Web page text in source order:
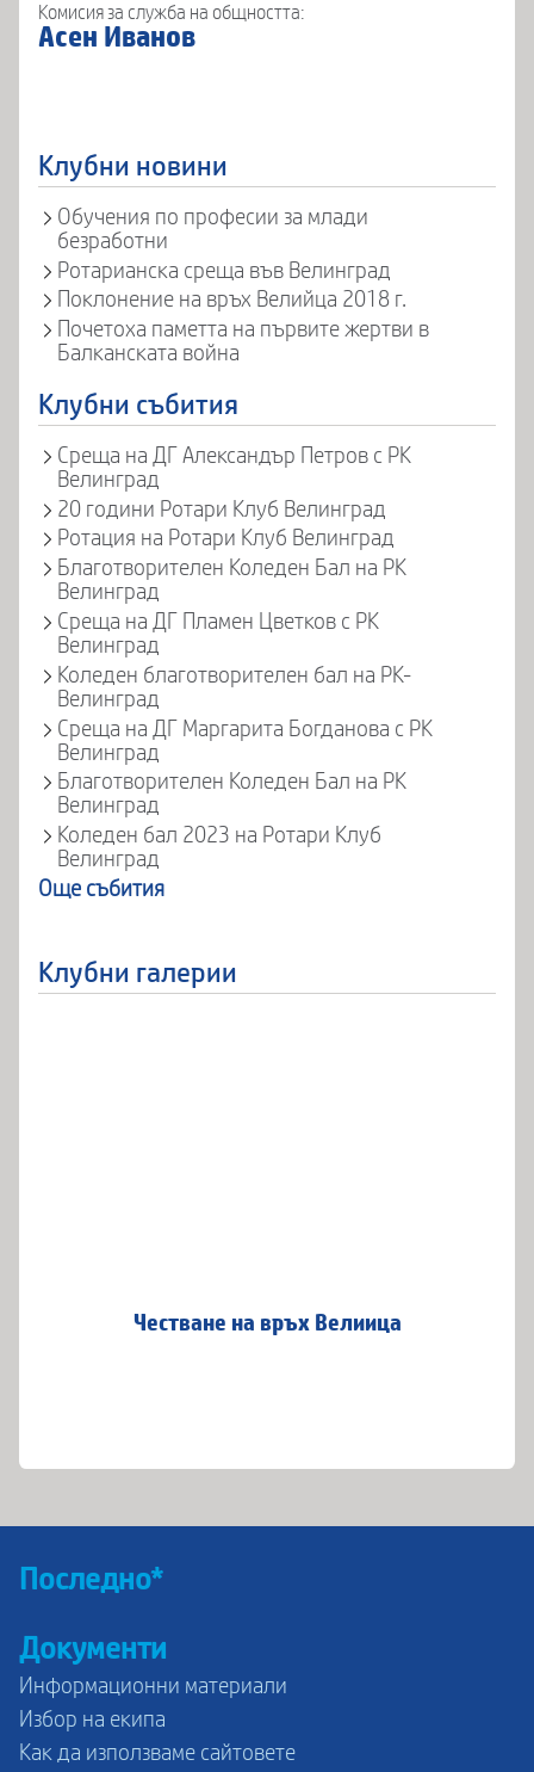
Комисия за служба на общността:
Асен Иванов
Клубни новини
Обучения по професии за млади
безработни
Ротарианска среща във Велинград
Поклонение на връх Велийца 2018 г.
Почетоха паметта на първите жертви в
Балканската война
Клубни събития
Среща на ДГ Александър Петров с РК
Велинград
20 години Ротари Клуб Велинград
Ротация на Ротари Клуб Велинград
Благотворителен Коледен Бал на РК
Велинград
Среща на ДГ Пламен Цветков с РК
Велинград
Коледен благотворителен бал на РК-
Велинград
Среща на ДГ Маргарита Богданова с РК
Велинград
Благотворителен Коледен Бал на РК
Велинград
Коледен бал 2023 на Ротари Клуб
Велинград
Още събития
Клубни галерии
Честване на връх Велиица
Последно*
Документи
Информационни материали
Избор на екипа
Как да използваме сайтовете